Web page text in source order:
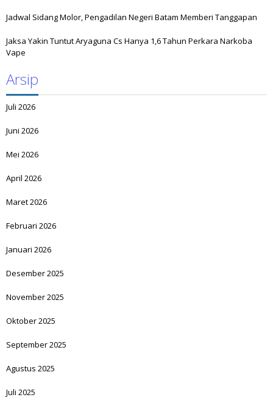
Jadwal Sidang Molor, Pengadilan Negeri Batam Memberi Tanggapan
Jaksa Yakin Tuntut Aryaguna Cs Hanya 1,6 Tahun Perkara Narkoba
Vape
Arsip
Juli 2026
Juni 2026
Mei 2026
April 2026
Maret 2026
Februari 2026
Januari 2026
Desember 2025
November 2025
Oktober 2025
September 2025
Agustus 2025
Juli 2025